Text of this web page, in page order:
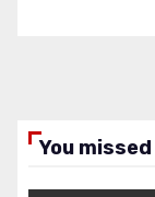
You missed